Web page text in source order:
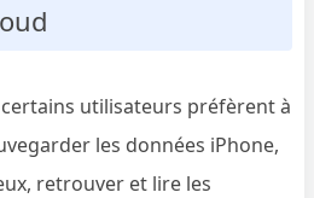
utilisateurs préfèrent à
les données iPhone,
retrouver et lire les